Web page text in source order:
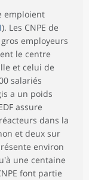
emploient
). Les CNPE de
employeurs
le centre
et celui de
salariés
a un poids
assure
dans la
et deux sur
environ
une centaine
font partie